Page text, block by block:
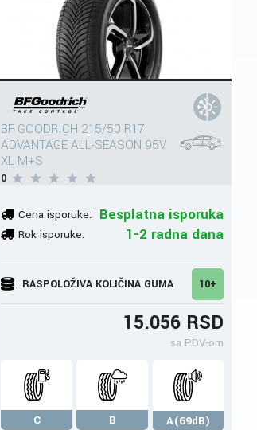
BF GOODRICH 215/50 R17
ADVANTAGE ALL-SEASON 95V
XL M+S
0
Cena isporuke: Besplatna isporuka
Rok isporuke: 1-2 radna dana
RASPOLOŽIVA KOLIČINA GUMA 10+
15.056 RSD
sa PDV-om
C B
A(69dB)